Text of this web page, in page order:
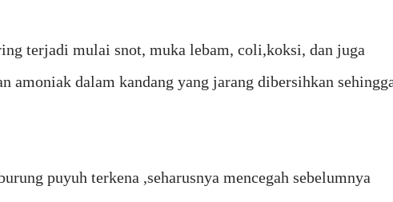
terjadi mulai snot, muka lebam, coli,koksi, dan juga
amoniak dalam kandang yang jarang dibersihkan
puyuh terkena ,seharusnya mencegah sebelumnya